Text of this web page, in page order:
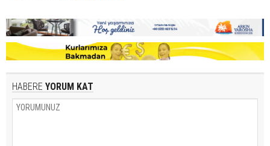
HABERE YORUM KAT